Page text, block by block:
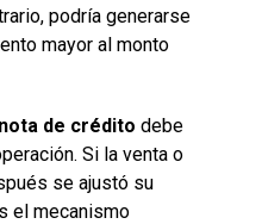
podría generarse
mayor al monto
nota de crédito debe
Si la venta o
se ajustó su
el mecanismo